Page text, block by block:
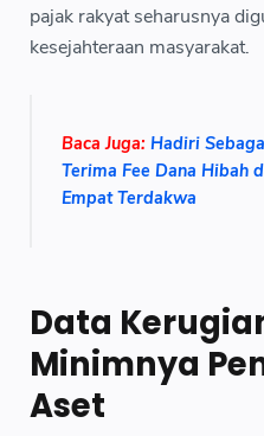
pajak rakyat seharusnya
kesejahteraan masyarakat.
Baca Juga: Hadiri
Terima Fee Dana Hibah
Empat Terdakwa
Data
Minimnya
Aset